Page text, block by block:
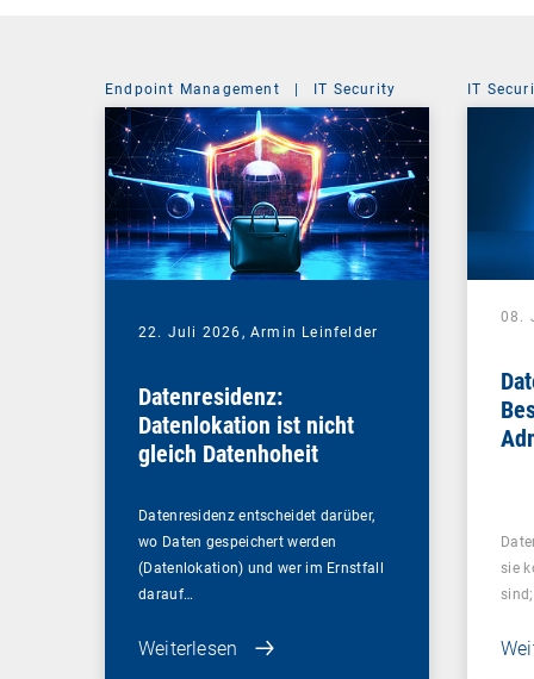
Endpoint Management IT Security
22. Juli 2026, Armin Leinfelder
Datenresidenz:
Datenlokation ist nicht
gleich Datenhoheit
Datenresidenz entscheidet darüber,
wo Daten gespeichert werden
(Datenlokation) und wer im Ernstfall
darauf…
Weiterlesen
IT
08.
sie